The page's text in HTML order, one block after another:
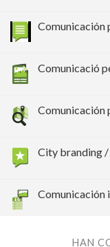
Comunicación
Comunicació
Comunicación
City branding
Comunicación
HAN